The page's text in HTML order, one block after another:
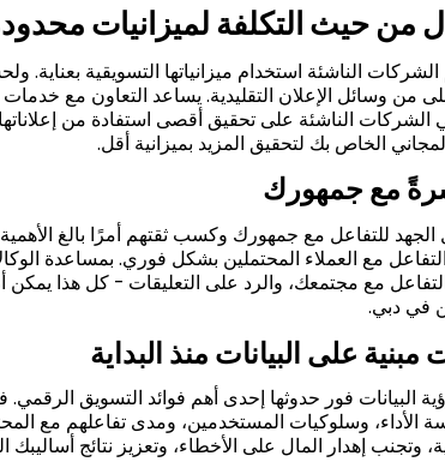
من حيث التكلفة لميزانيات
الناشئة استخدام ميزانياتها التسويقية بعناية.
من وسائل الإعلان التقليدية. يساعد التعاون مع
الشركات الناشئة على تحقيق أقصى استفادة من
الخاص بك لتحقيق المزيد بميزانية أقل.
مع جمهورك
الجهد للتفاعل مع جمهورك وكسب ثقتهم أمرًا بالغ
التفاعل مع العملاء المحتملين بشكل فوري. بمساعدة
مع مجتمعك، والرد على التعليقات - كل هذا يمكن
في دبي.
مبنية على البيانات منذ البداية
البيانات فور حدوثها إحدى أهم فوائد التسويق
الأداء، وسلوكيات المستخدمين، ومدى تفاعلهم مع
وتجنب إهدار المال على الأخطاء، وتعزيز نتائج أساليبك